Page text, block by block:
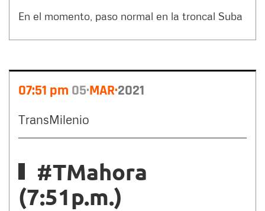
En el momento, paso normal en la troncal Suba
07:51 pm 05 MAR 2021
TransMilenio
#TMahora
(7:51p.m.)